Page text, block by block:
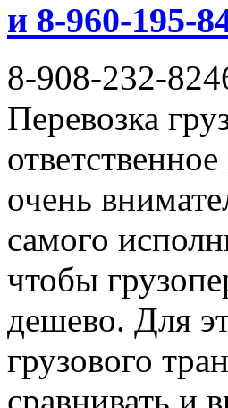
и 8-960-195-
8-908-232-
Перевозка
очень
самого
чтобы
дешево. Для
грузового